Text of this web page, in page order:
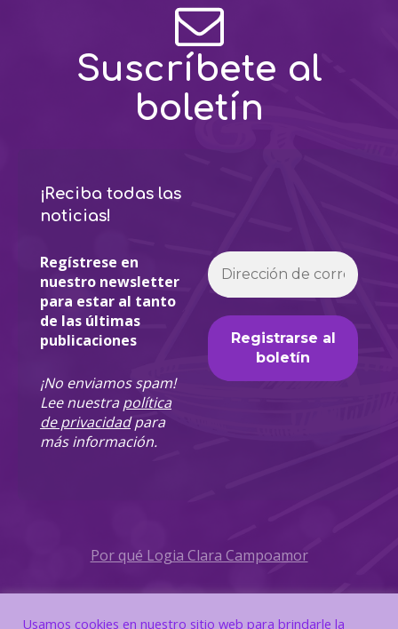
Suscríbete al
boletín
¡Reciba todas las
noticias!
Regístrese en
nuestro newsletter
para estar al tanto
de las últimas
publicaciones
¡No enviamos spam!
Lee nuestrapolítica
de privacidadpara
más información.
Por qué Logia Clara Campoamor
Política de Privacidad
Usamos cookies en nuestro sitio web para brindarle la